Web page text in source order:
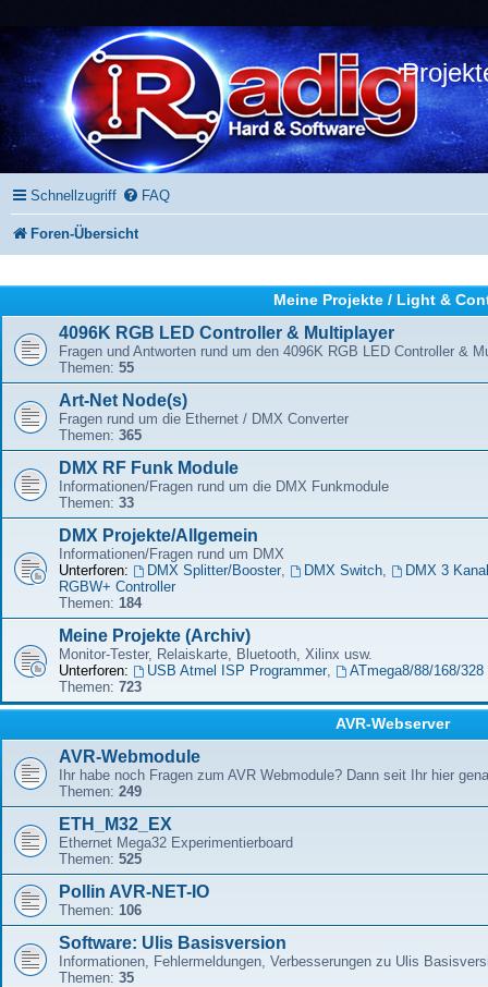
Schnellzugriff FAQ
Foren-Übersicht
Meine Projekte / Light &
4096K RGB LED Controller & Multiplayer
Fragen und Antworten rund um den 4096K RGB LED Controller &
Themen: 55
Art-Net Node(s)
Fragen rund um die Ethernet / DMX Converter
Themen: 365
DMX RF Funk Module
Informationen/Fragen rund um die DMX Funkmodule
Themen: 33
DMX Projekte/Allgemein
Informationen/Fragen rund um DMX
Unterforen:
DMX Splitter/Booster, DMX Switch,
DMX 3
RGBW+ Controller
Themen: 184
Meine Projekte (Archiv)
Monitor-Tester, Relaiskarte, Bluetooth, Xilinx usw.
Unterforen:
USB Atmel ISP Programmer,
ATmega8/88/168/
Themen: 723
AVR-Webserver
AVR-Webmodule
Ihr habe noch Fragen zum AVR Webmodule? Dann seit Ihr hier
Themen: 249
ETH_M32_EX
Ethernet Mega32 Experimentierboard
Themen: 525
Pollin AVR-NET-IO
Themen: 106
Software: Ulis Basisversion
Informationen, Fehlermeldungen, Verbesserungen zu Ulis
Themen: 35